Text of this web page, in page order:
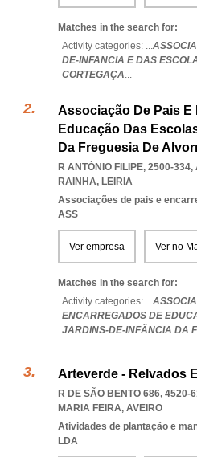
Matches in the search for:
Activity categories: ...
DE-INFANCIA E DAS
CORTEGAÇA...
Associação De Pais E
Educação Das
Da Freguesia De
R ANTÓNIO FILIPE, 2500-334,
RAINHA, LEIRIA
Associações de pais e
ASS
Ver empresa Ver no
Matches in the search for:
Activity categories: ...
ENCARREGADOS DE
JARDINS-DE-INFÂNCIA DA
Arteverde - Relvados
R DE SÃO BENTO 686, 4520-
MARIA FEIRA, AVEIRO
Atividades de plantação e
LDA